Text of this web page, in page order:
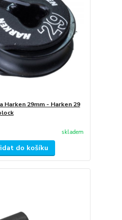
Harken 29mm - Harken 29
skladem
do košíku